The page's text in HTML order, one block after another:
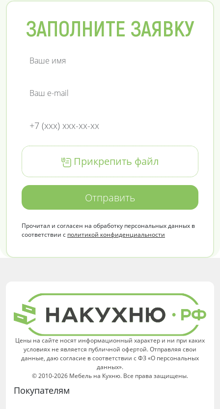
ЗАПОЛНИТЕ ЗАЯВКУ
Прикрепить файл
Отправить
Прочитал и согласен на обработку персональных данных в
соответствии с политикой конфиденциальности
Цены на сайте носят информационный характер и ни при каких
условиях не является публичной офертой. Отправляя свои
данные, даю согласие в соответствии с ФЗ «О персональных
данных».
© 2010-2026 Мебель на Кухню. Все права защищены.
Покупателям